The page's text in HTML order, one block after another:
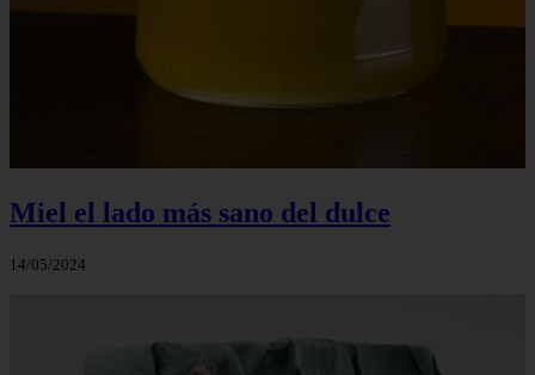
Miel el lado más sano del dulce
14/05/2024